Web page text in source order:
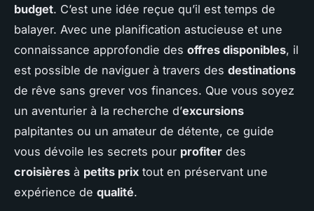
budget. C’est une idée reçue qu’il est temps de
balayer. Avec une planification astucieuse et une
connaissance approfondie des offres disponibles, il
est possible de naviguer à travers des destinations
de rêve sans grever vos finances. Que vous soyez
un aventurier à la recherche d’excursions
palpitantes ou un amateur de détente, ce guide
vous dévoile les secrets pour profiter des
croisières à petits prix tout en préservant une
expérience de qualité.